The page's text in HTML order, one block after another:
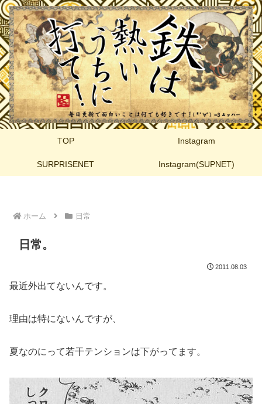
TOP Instagram
SURPRISENET Instagram(SUPNET)
ホーム 日常
日常。
2011.08.03
最近外出てないんです。
理由は特にないんですが、
夏なのにって若干テンションは下がってます。